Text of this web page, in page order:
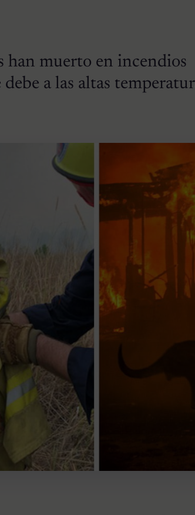
han muerto en incendios
a las altas